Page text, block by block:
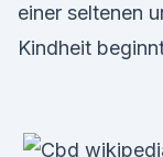
einer seltenen
Kindheit